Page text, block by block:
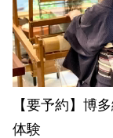
【要予約】博
体験